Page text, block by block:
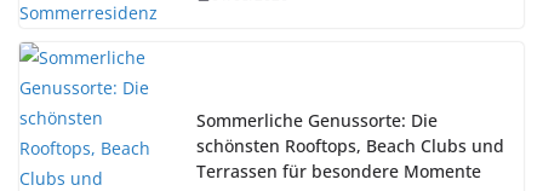
Sommerliche Genussorte: Die
schönsten Rooftops, Beach Clubs und
Terrassen für besondere Momente